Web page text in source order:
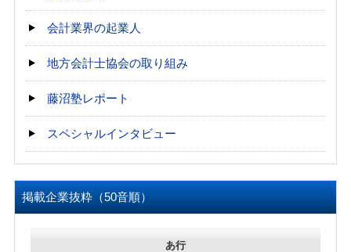
会計業界の起業人
地方会計士協会の取り組み
藤沼塾レポート
スペシャルインタビュー
掲載企業抜粋（50音順）
あ行